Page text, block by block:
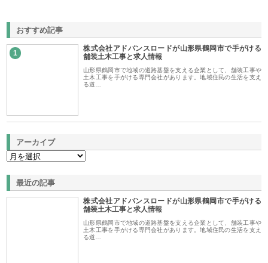
おすすめ記事
1
株式会社アドバンスロードが山形県鶴岡市で手がける
舗装土木工事と求人情報
山形県鶴岡市で地域の道路基盤を支える企業として、舗装工事や
土木工事を手がける専門会社があります。地域住民の生活を支え
る道…
アーカイブ
最近の記事
株式会社アドバンスロードが山形県鶴岡市で手がける
舗装土木工事と求人情報
山形県鶴岡市で地域の道路基盤を支える企業として、舗装工事や
土木工事を手がける専門会社があります。地域住民の生活を支え
る道…